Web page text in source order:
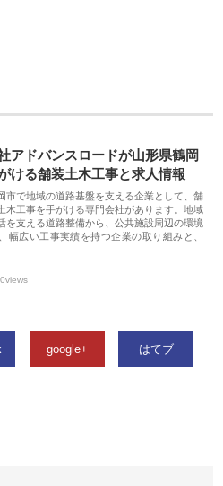
アドバンスロードが山形県鶴岡
ける舗装土木工事と求人情報
市で地域の道路基盤を支える企業として、舗
木工事を手がける専門会社があります。地域
を支える道路整備から、公共施設周辺の環境
幅広い工事実績を持つ企業の取り組みと、
0views
google+ はてブ